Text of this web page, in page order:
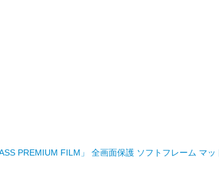
PREMIUM FILM」 全画面保護 ソフトフレーム マ